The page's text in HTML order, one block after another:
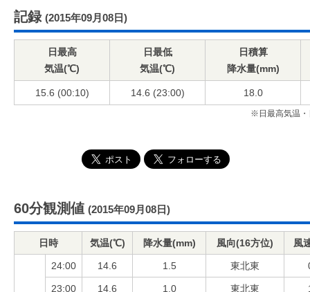
記録 (2015年09月08日)
日最高
気温(℃)
日最低
気温(℃)
日積算
降水量(mm)
15.6 (00:10) 14.6 (23:00) 18.0
※日最高気温・
60分観測値 (2015年09月08日)
日時 気温(℃) 降水量(mm) 風向(16方位) 風
24:00 14.6 1.5 東北東
23:00 14.6 1.0 東北東